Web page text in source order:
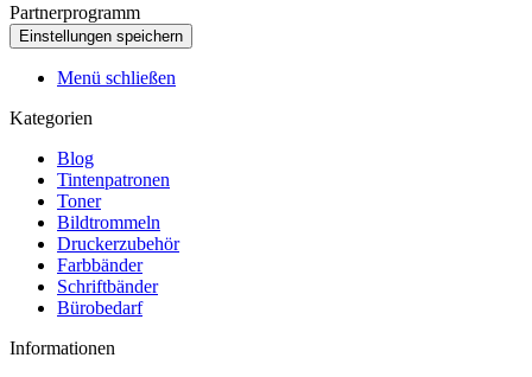
Partnerprogramm
Menü schließen
Kategorien
Blog
Tintenpatronen
Toner
Bildtrommeln
Druckerzubehör
Farbbänder
Schriftbänder
Bürobedarf
Informationen